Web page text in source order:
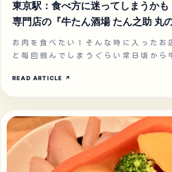
東京駅：食べ方に迷ってしまうかも
専門店の『牛たん酒場 たん之助 丸
お肉を食べたい！そんな時に入ったお
と毎回頼んでしまうぐらい常日頃から
READ ARTICLE ↗